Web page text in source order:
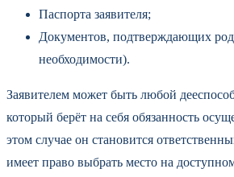
Паспорта заявителя;
Документов, подтверждающих
необходимости).
Заявителем может быть любой
который берёт на себя обязанность
этом случае он становится
имеет право выбрать место на